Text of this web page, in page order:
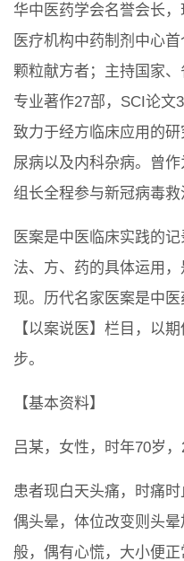
华中医药学会名誉会长
医疗机构中药制剂中心
颗粒献方者；主持国家
专业著作27部，SCI论文
致力于经方临床应用的
尿病以及内科杂病。曾
组长全程参与新冠病毒救
医案是中医临床实践的
法、方、药的具体运用
现。历代名家医案是中
【以案说医】栏目，以
步。
【基本资料】
吕某，女性，时年70岁，
患者现白天头痛，时痛
偶头晕，体位改变则头
般，偶有心慌，大小便正